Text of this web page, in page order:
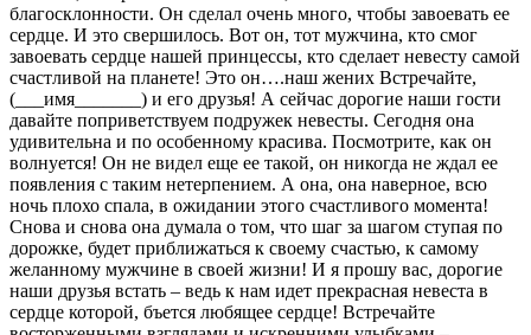
благосклонности. Он сделал очень много, чтобы завоевать ее
сердце. И это свершилось. Вот он, тот мужчина, кто смог
завоевать сердце нашей принцессы, кто сделает невесту самой
счастливой на планете! Это он….наш жених Встречайте,
(___имя_______) и его друзья! А сейчас дорогие наши гости
давайте поприветствуем подружек невесты. Сегодня она
удивительна и по особенному красива. Посмотрите, как он
волнуется! Он не видел еще ее такой, он никогда не ждал ее
появления с таким нетерпением. А она, она наверное, всю
ночь плохо спала, в ожидании этого счастливого момента!
Снова и снова она думала о том, что шаг за шагом ступая по
дорожке, будет приближаться к своему счастью, к самому
желанному мужчине в своей жизни! И я прошу вас, дорогие
наши друзья встать – ведь к нам идет прекрасная невеста в
сердце которой, бъется любящее сердце! Встречайте